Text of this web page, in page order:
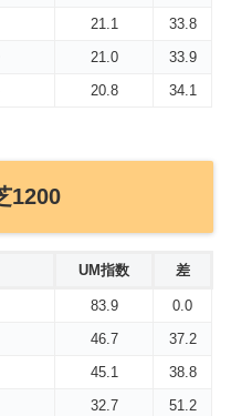
21.1
33.8
21.0
33.9
20.8 34.1
1200
UM指数 差
83.9
0.0
46.7
37.2
45.1
38.8
32.7
51.2